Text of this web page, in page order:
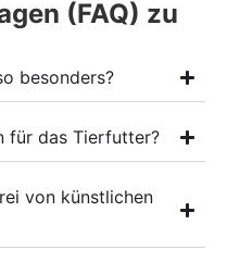
(FAQ) zu
besonders?
für das Tierfutter?
von künstlichen